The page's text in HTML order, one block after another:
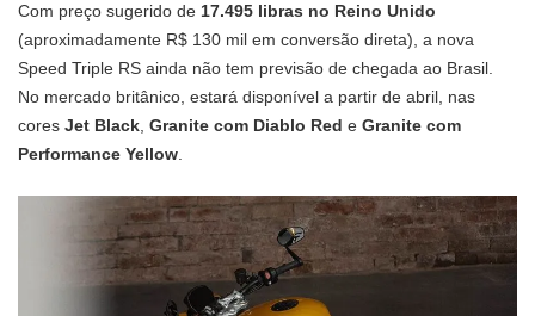
Com preço sugerido de 17.495 libras no Reino Unido
(aproximadamente R$ 130 mil em conversão direta), a nova
Speed Triple RS ainda não tem previsão de chegada ao Brasil.
No mercado britânico, estará disponível a partir de abril, nas
cores Jet Black, Granite com Diablo Red e Granite com
Performance Yellow.